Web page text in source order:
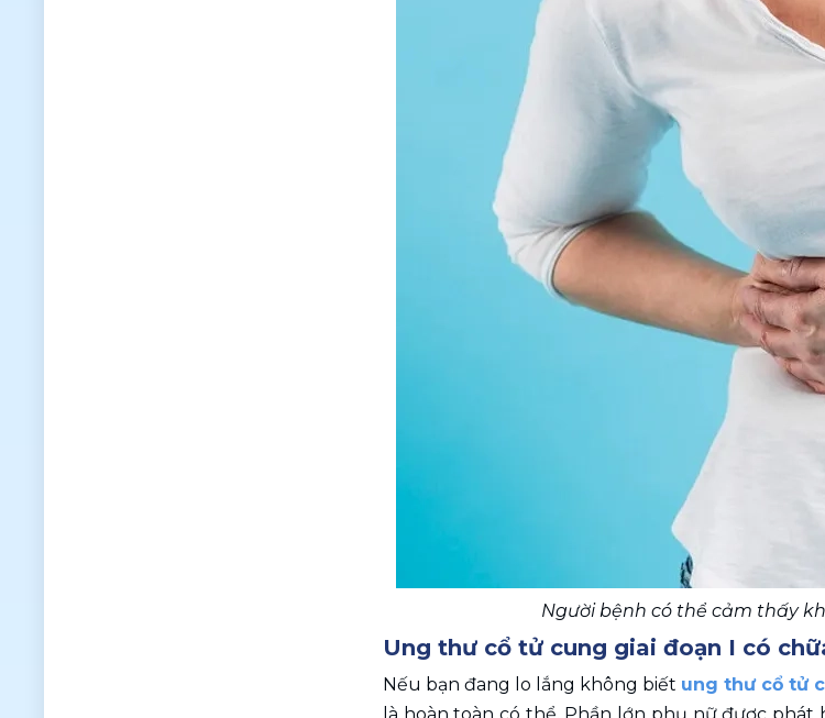
Người bệnh có thể cảm thấy
Ung thư cổ tử cung giai đoạn I có
Nếu bạn đang lo lắng không biết ung thư cổ tử